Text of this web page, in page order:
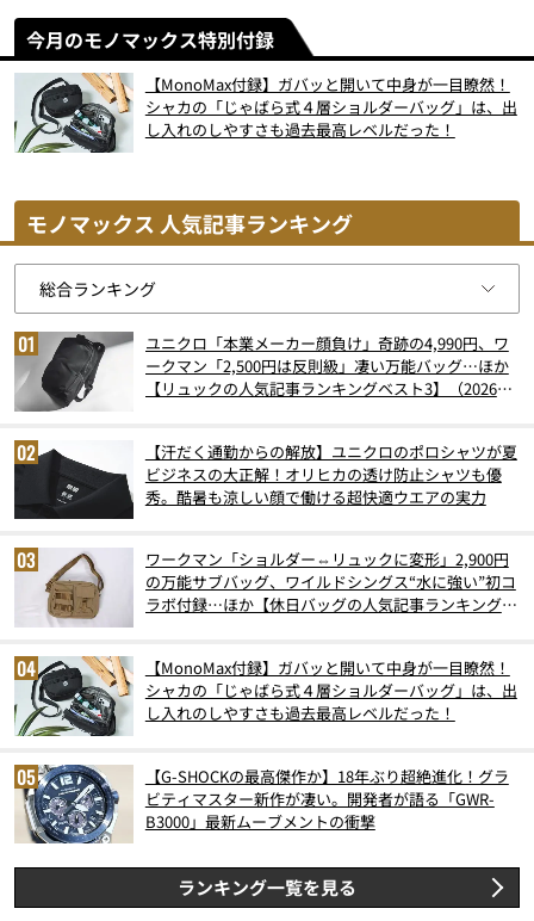
今月のモノマックス特別付録
【MonoMax付録】ガバッと開いて中身が一目瞭然！
シャカの「じゃばら式４層ショルダーバッグ」は、出
し入れのしやすさも過去最高レベルだった！
モノマックス 人気記事ランキング
ユニクロ「本業メーカー顔負け」奇跡の4,990円、ワ
ークマン「2,500円は反則級」凄い万能バッグ…ほか
【リュックの人気記事ランキングベスト3】（2026年
【汗だく通勤からの解放】ユニクロのポロシャツが夏
ビジネスの大正解！オリヒカの透け防止シャツも優
秀。酷暑も涼しい顔で働ける超快適ウエアの実力
ワークマン「ショルダー⇔リュックに変形」2,900円
の万能サブバッグ、ワイルドシングス“水に強い”初コ
ラボ付録…ほか【休日バッグの人気記事ランキングベ
【MonoMax付録】ガバッと開いて中身が一目瞭然！
シャカの「じゃばら式４層ショルダーバッグ」は、出
し入れのしやすさも過去最高レベルだった！
【G-SHOCKの最高傑作か】18年ぶり超絶進化！グラ
ビティマスター新作が凄い。開発者が語る「GWR-
B3000」最新ムーブメントの衝撃
ランキング一覧を見る